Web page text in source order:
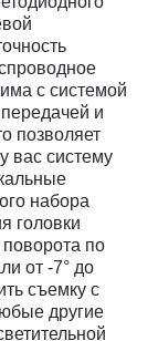
с системой
и
позволяет
вас систему
набора
головки
по
от -7° до
съемку с
другие